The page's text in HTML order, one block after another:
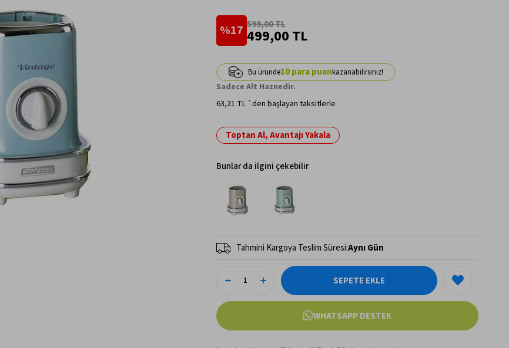
17 599,00 TL
499,00 TL
10
Sadece Alt Haznedir.
63,21 TL `den başlayan taksitlerle
Toptan Al, Avantajı Yakala
Bunlar da ilgini çekebilir
Tahmini Kargoya Teslim Süresi:Aynı Gün
WHATSAPP DESTEK